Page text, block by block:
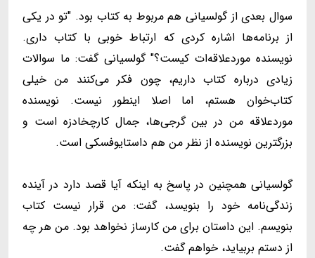
سوال بعدی از گولسیانی هم مربوط به کتاب بود. "تو در یکی
از برنامه‌ها اشاره کردی که ارتباط خوبی با کتاب داری.
نویسنده موردعلاقه‌ات کیست؟" گولسیانی گفت: ما سوالات
زیادی درباره کتاب داریم، چون فکر می‌کنند من خیلی
کتاب‌خوان هستم، اما اصلا اینطور نیست. نویسنده
موردعلاقه من در بین گرجی‌ها، جمال کارچخادزه است و
بزرگترین نویسنده از نظر من هم داستایوفسکی است.
گولسیانی همچنین در پاسخ به اینکه آیا قصد دارد در آینده
زندگی‌نامه خود را بنویسد، گفت: من قرار نیست کتاب
بنویسم. این داستان برای من کارساز نخواهد بود. من هر چه
از دستم بربیاید، خواهم گفت.